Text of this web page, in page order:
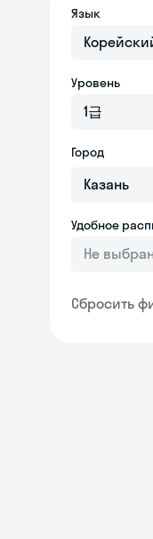
Язык
Уровень
1급
Город
Удобное
Не
Сбросить